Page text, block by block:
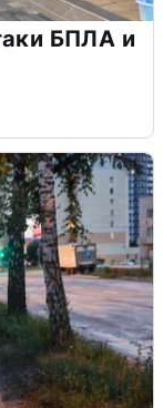
БПЛА и